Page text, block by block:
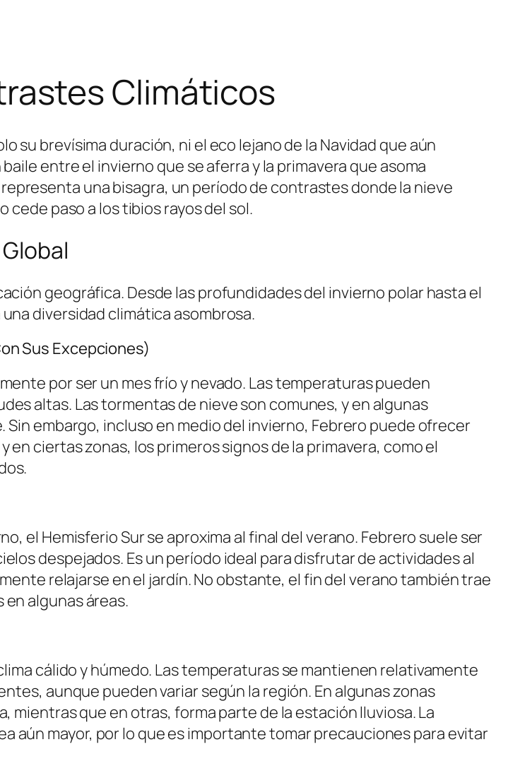
Climáticos
su brevísima duración, ni el eco lejano de la Navidad que aún
entre el invierno que se aferra y la primavera que asoma
una bisagra, un período de contrastes donde la nieve
paso a los tibios rayos del sol.
geográfica. Desde las profundidades del invierno polar hasta el
diversidad climática asombrosa.
Sus Excepciones)
por ser un mes frío y nevado. Las temperaturas pueden
altas. Las tormentas de nieve son comunes, y en algunas
embargo, incluso en medio del invierno, Febrero puede ofrecer
en ciertas zonas, los primeros signos de la primavera, como el
el Hemisferio Sur se aproxima al final del verano. Febrero suele ser
despejados. Es un período ideal para disfrutar de actividades al
relajarse en el jardín. No obstante, el fin del verano también trae
algunas áreas.
cálido y húmedo. Las temperaturas se mantienen relativamente
aunque pueden variar según la región. En algunas zonas
que en otras, forma parte de la estación lluviosa. La
aún mayor, por lo que es importante tomar precauciones para evitar